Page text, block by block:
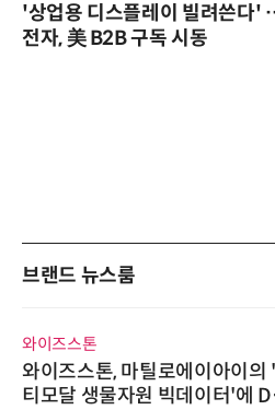
'상업용 디스플레이 빌려쓴다'
전자, 美 B2B 구독 시동
브랜드 뉴스룸
와이즈스톤
와이즈스톤, 마틸로에이아이의
티모달 생물자원 빅데이터'에